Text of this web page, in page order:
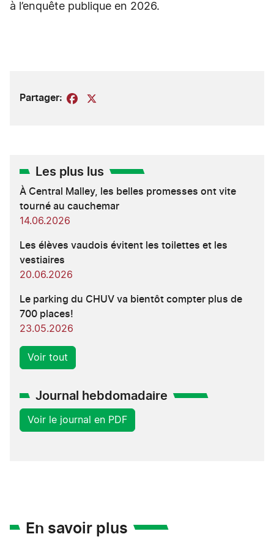
à l’enquête publique en 2026.
Partager: Facebook
Les plus lus
À Central Malley, les belles promesses ont vite
tourné au cauchemar
14.06.2026
Les élèves vaudois évitent les toilettes et les
vestiaires
20.06.2026
Le parking du CHUV va bientôt compter plus de
700 places!
23.05.2026
Voir tout
Journal hebdomadaire
Voir le journal en PDF
En savoir plus